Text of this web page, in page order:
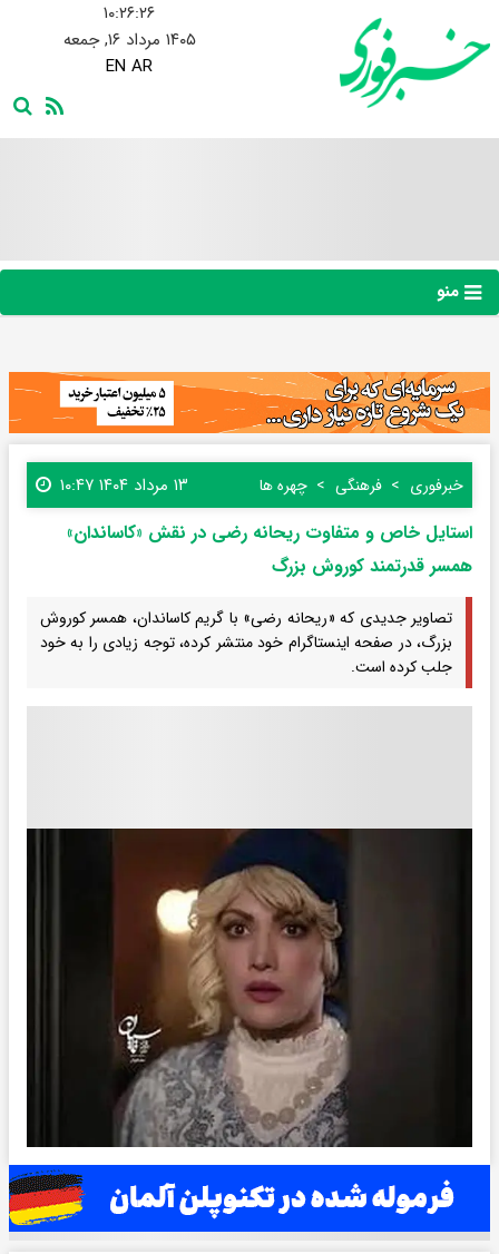
۱۰:۲۶:۲۷
۱۴۰۵ مرداد ۱۶, جمعه
EN AR
منو
خبرفوری فرهنگی چهره ها ۱۳ مرداد ۱۴۰۴ ۱۰:۴۷
استایل خاص و متفاوت ریحانه رضی در نقش «کاساندان»
همسر قدرتمند کوروش بزرگ
تصاویر جدیدی که «ریحانه رضی» با گریم کاساندان، همسر کوروش
بزرگ، در صفحه اینستاگرام خود منتشر کرده، توجه زیادی را به خود
جلب کرده است.